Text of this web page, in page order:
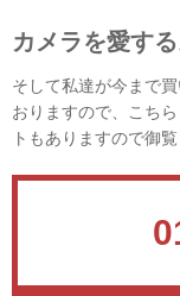
カメラを愛す
そして私達が今まで
おりますので、こち
トもありますので御覧